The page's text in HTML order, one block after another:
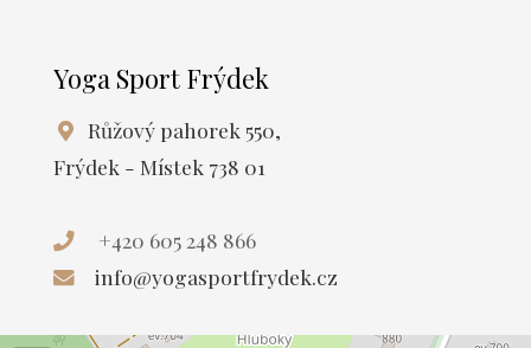
Yoga Sport Frýdek
Růžový pahorek 550,
Frýdek - Místek 738 01
+420 605 248 866
info@yogasportfrydek.cz